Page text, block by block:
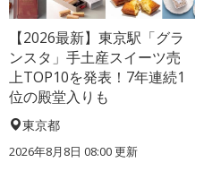
【2026最新】東京駅「グラ
ンスタ」手土産スイーツ売
上TOP10を発表！7年連続1
位の殿堂入りも
東京都
2026年8月8日 08:00更新